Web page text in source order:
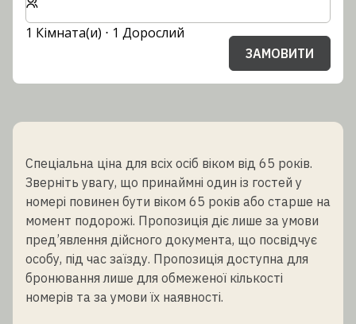
1 Кімната(и) ⋅ 1 Дорослий
ЗАМОВИТИ
Спеціальна ціна для всіх осіб віком від 65 років.
Зверніть увагу, що принаймні один із гостей у
номері повинен бути віком 65 років або старше на
момент подорожі. Пропозиція діє лише за умови
пред’явлення дійсного документа, що посвідчує
особу, під час заїзду. Пропозиція доступна для
бронювання лише для обмеженої кількості
номерів та за умови їх наявності.